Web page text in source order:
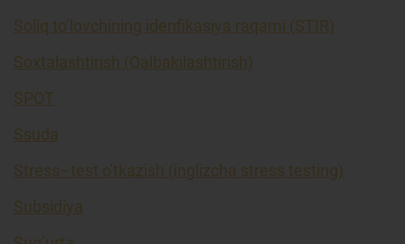
Soliq to’lovchining idenfikasiya raqami (STIR)
Soxtalashtirish (Qalbakilashtirish)
SPOT
Ssuda
Stress–test o'tkazish (inglizcha stress testing)
Subsidiya